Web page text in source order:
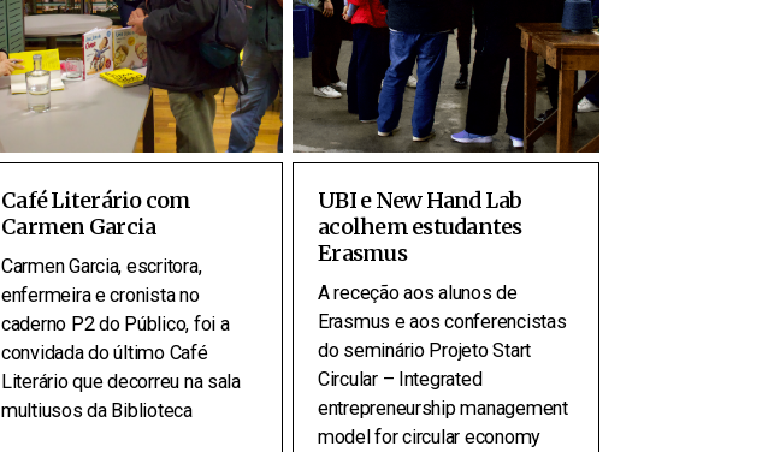
Café Literário com
Carmen Garcia
Carmen Garcia, escritora,
enfermeira e cronista no
caderno P2 do Público, foi a
convidada do último Café
Literário que decorreu na sala
multiusos da Biblioteca
UBI e New Hand Lab
acolhem estudantes
Erasmus
A receção aos alunos de
Erasmus e aos conferencistas
do seminário Projeto Start
Circular – Integrated
entrepreneurship management
model for circular economy